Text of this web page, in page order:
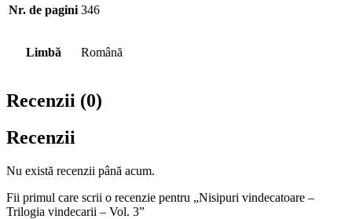
Nr. de pagini 346
Limbă Română
Recenzii (0)
Recenzii
Nu există recenzii până acum.
Fii primul care scrii o recenzie pentru „Nisipuri vindecatoare –
Trilogia vindecarii – Vol. 3”